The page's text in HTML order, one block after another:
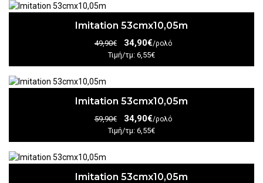
Imitation 53cmx10,05m
49,90€ 34,90€/ρολό
Τιμή/τμ: 6,55€
Imitation 53cmx10,05m
59,90€ 34,90€/ρολό
Τιμή/τμ: 6,55€
Imitation 53cmx10,05m